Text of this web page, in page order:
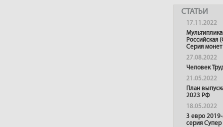
СТАТЬИ
17.11.2022
Российская
Серия монет
27.08.2022
Человек
21.05.2022
План
2023 РФ
18.05.2022
3 евро
серия